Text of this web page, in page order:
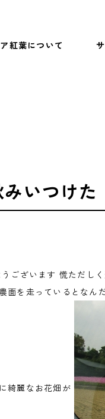
紅葉について
いつけた
うございます 慌ただし
面を走っているとなん
綺麗なお花畑が